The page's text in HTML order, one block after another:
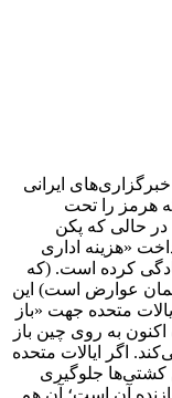
ایرانی
هرمز را تحت
در حالی که پکن
«هزینه اداری
کرده است. (که
عوارض است) این
متحده جهت «باز
به روی چین باز
اگر ایالات متحده
کشتی‌ها جلوگیری